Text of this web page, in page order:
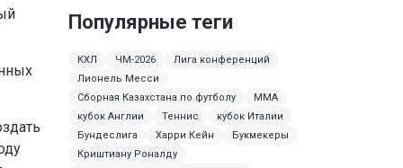
Популярные теги
КХЛ ЧМ-2026
Лига конференций
Лионель Месси
Сборная Казахстана по футболу
ММА
кубок Англии
Теннис
кубок Италии
Бундеслига
Харри Кейн
Букмекеры
Криштиану Роналду